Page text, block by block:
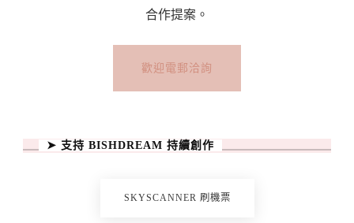
合作提案。
歡迎電郵洽詢
➤ 支持 BISHDREAM 持續創作
SKYSCANNER 刷機票